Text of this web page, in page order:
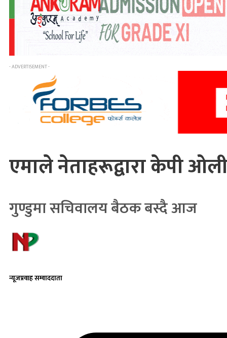
- ADVERTISEMENT -
एमाले नेताहरूद्वारा केपी
गुण्डुमा सचिवालय बैठक बस्दै आज
न्यूजप्रवाह सम्वाददाता